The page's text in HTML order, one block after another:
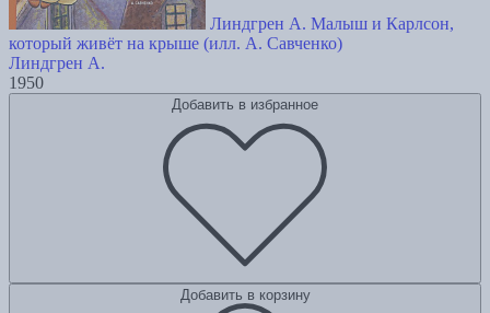
Линдгрен А. Малыш и Карлсон,
который живёт на крыше (илл. А. Савченко)
Линдгрен А.
1950
Добавить в избранное
Добавить в корзину